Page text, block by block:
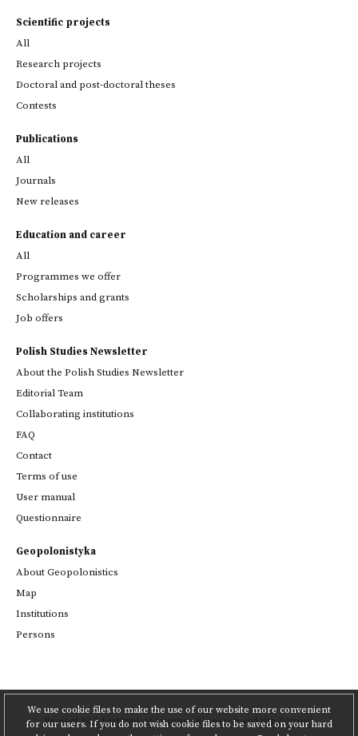
We use cookie files to make the use of our website more convenient
for our users. If you do not wish cookie files to be saved on your hard
Scientific projects
All
Research projects
Doctoral and post-doctoral theses
Contests
Publications
All
Journals
New releases
Education and career
All
Programmes we offer
Scholarships and grants
Job offers
Polish Studies Newsletter
About the Polish Studies Newsletter
Editorial Team
Collaborating institutions
FAQ
Contact
Terms of use
User manual
Questionnaire
Geopolonistyka
About Geopolonistics
Map
Institutions
Persons
ProjectPAS Institute of Literary Researchandthe Poznań